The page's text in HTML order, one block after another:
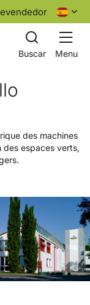
Buscar Menu
des machines
des espaces verts,